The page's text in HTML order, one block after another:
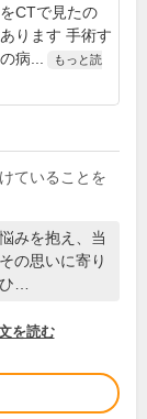
CTで見たの
ります 手術す
病...
もっと読
ていることを
みを抱え、当
の思いに寄り
ひ…
を読む